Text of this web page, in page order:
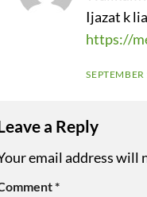
Ijazat k
https://
a Reply
email address will
*